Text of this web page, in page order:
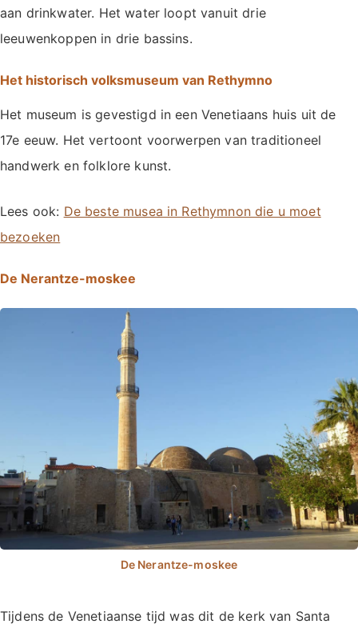
aan drinkwater. Het water loopt vanuit drie
leeuwenkoppen in drie bassins.
Het historisch volksmuseum van Rethymno
Het museum is gevestigd in een Venetiaans huis uit de
17e eeuw. Het vertoont voorwerpen van traditioneel
handwerk en folklore kunst.
Lees ook: De beste musea in Rethymnon die u moet
bezoeken
De Nerantze-moskee
Tijdens de Venetiaanse tijd was dit de kerk van Santa